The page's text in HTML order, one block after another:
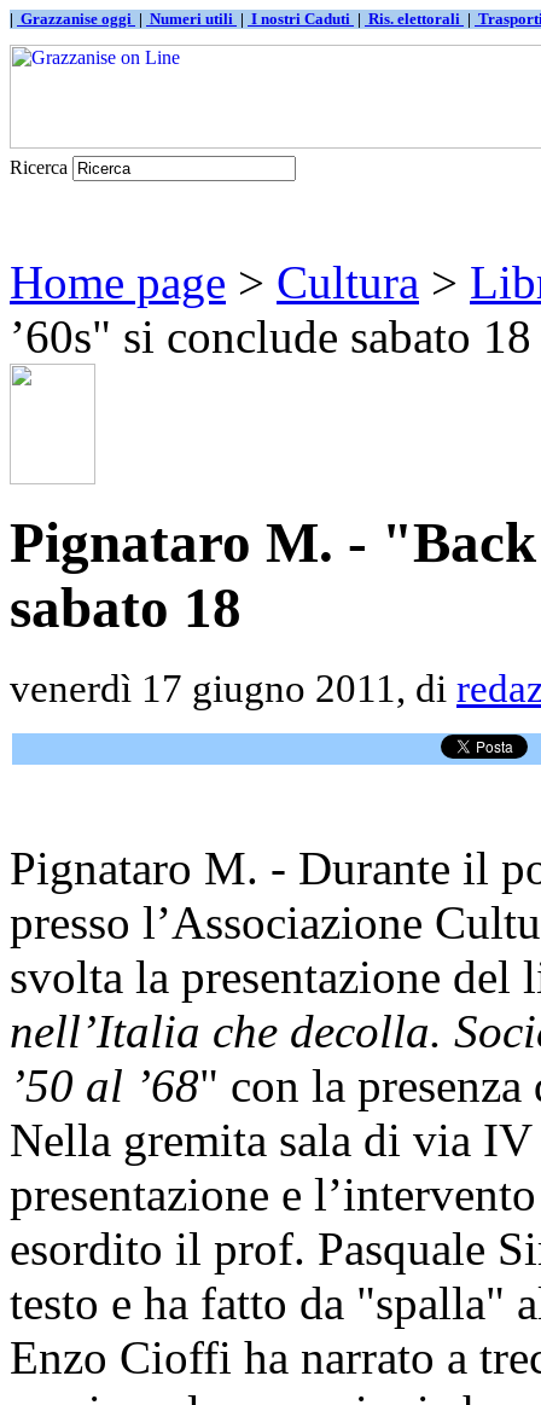
| Grazzanise oggi | Numeri utili | I nostri Caduti | Ris. elettorali |
Ricerca
Home page > Cultura >
’60s" si conclude sabato 18
Pignataro M. - "Back
sabato 18
venerdì 17 giugno 2011, di
Pignataro M. - Durante il
presso l’Associazione
svolta la presentazione del
nell’Italia che decolla.
’50 al ’68" con la
Nella gremita sala di via
presentazione e
esordito il prof. Pasquale
testo e ha fatto da "spalla"
Enzo Cioffi ha narrato a